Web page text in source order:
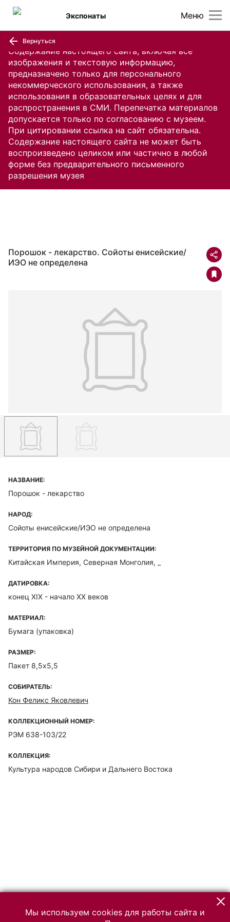
Содержание настоящего сайта, включая все
изображения и текстовую информацию,
предназначено только для персонального
некоммерческого использования, а также
использования в образовательных целях и для
распространения в СМИ. Перепечатка материалов
допускается только по согласованию с музеем.
При цитировании ссылка на сайт обязательна.
Содержание настоящего сайта не может быть
воспроизведено целиком или частично в любой
форме без предварительного письменного
разрешения музея
Меню
Экспонаты
Вернуться
Порошок - лекарство. Сойоты енисейские/
ИЭО не определена
НАЗВАНИЕ:
Порошок - лекарство
НАРОД:
Сойоты енисейские/ИЭО не определена
ТЕРРИТОРИЯ ПО МУЗЕЙНОЙ ДОКУМЕНТАЦИИ:
Китайская Империя, Северная Монголия, _
ДАТИРОВКА:
конец XIX - начало XX веков
МАТЕРИАЛ:
Бумага (упаковка)
РАЗМЕР:
Пакет 8,5х5,5
СОБИРАТЕЛЬ:
Кон Феликс Яковлевич
КОЛЛЕКЦИОННЫЙ НОМЕР:
РЭМ 638-103/22
КОЛЛЕКЦИЯ:
Культура народов Сибири и Дальнего Востока
Мы используем cookies для работы сайта и